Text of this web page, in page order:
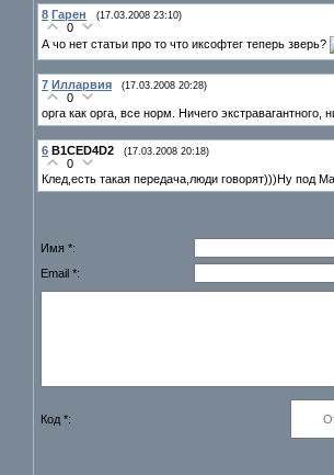
8 Гарен (17.03.2008 23:10)
0
А чо нет статьи про то что иксофтег теперь зверь?
7 Илларвия (17.03.2008 20:28)
0
орга как орга, все норм. Ничего
6 B1CED4D2 (17.03.2008 20:18)
0
Клед,есть такая передача,люди говорят)))Ну под
Имя *:
Email *:
Код *: